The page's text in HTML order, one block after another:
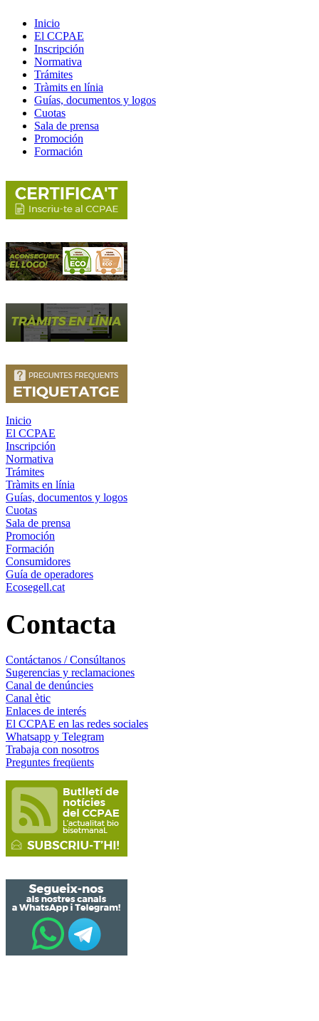
Inicio
El CCPAE
Inscripción
Normativa
Trámites
Tràmits en línia
Guías, documentos y logos
Cuotas
Sala de prensa
Promoción
Formación
Inicio
El CCPAE
Inscripción
Normativa
Trámites
Tràmits en línia
Guías, documentos y logos
Cuotas
Sala de prensa
Promoción
Formación
Consumidores
Guía de operadores
Ecosegell.cat
Contacta
Contáctanos / Consúltanos
Sugerencias y reclamaciones
Canal de denúncies
Canal ètic
Enlaces de interés
El CCPAE en las redes sociales
Whatsapp y Telegram
Trabaja con nosotros
Preguntes freqüents